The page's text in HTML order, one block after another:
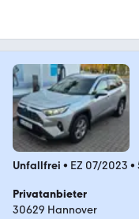
Unfallfrei • EZ 07/2023 •
Privatanbieter
30629 Hannover